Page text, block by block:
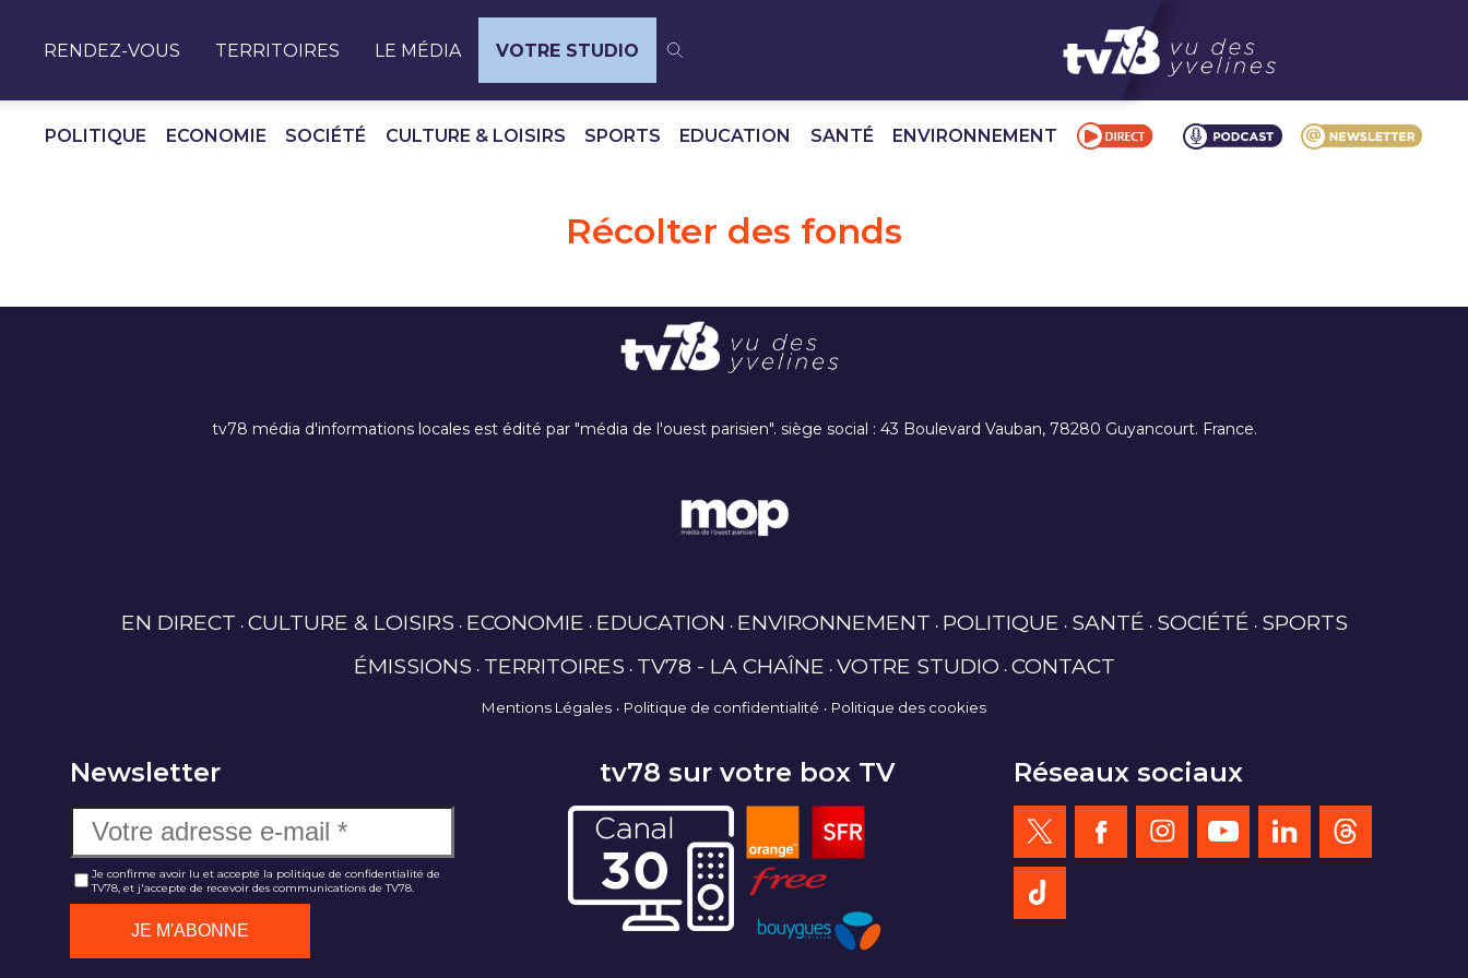
RENDEZ-VOUS TERRITOIRES LE MÉDIA VOTRE STUDIO
POLITIQUE ECONOMIE SOCIÉTÉ CULTURE & LOISIRS SPORTS EDUCATION SANTÉ ENVIRONNEMENT
Récolter des fonds
tv78 média d'informations locales est édité par "média de l'ouest parisien". siège social : 43 Boulevard Vauban, 78280 Guyancourt. France.
EN DIRECT CULTURE & LOISIRS ECONOMIE EDUCATION ENVIRONNEMENT POLITIQUE SANTÉ SOCIÉTÉ SPORTS
ÉMISSIONS TERRITOIRES TV78 - LA CHAÎNE VOTRE STUDIO CONTACT
Mentions Légales Politique de confidentialité Politique des cookies
Newsletter
Je confirme avoir lu et accepté la politique de confidentialité de
TV78, et j'accepte de recevoir des communications de TV78.
tv78 sur votre box TV Réseaux sociaux